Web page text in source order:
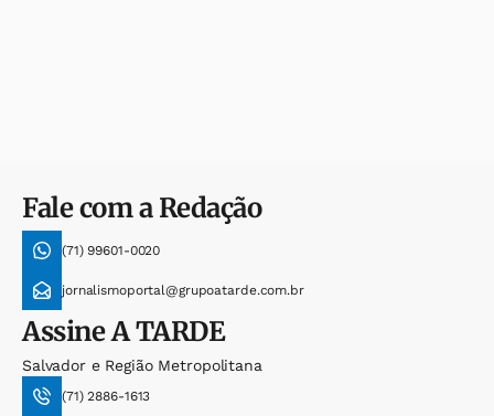
Fale com a Redação
(71) 99601-0020
jornalismoportal@grupoatarde.com.br
AssineA TARDE
Salvador e Região Metropolitana
(71) 2886-1613